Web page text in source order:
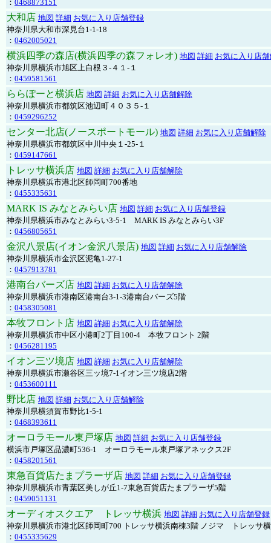
： 0468873151
大和店 地図 詳細 お気に入り店舗登録
神奈川県大和市深見台1-1-18
： 0462005021
横浜四季の森店(横浜四季の森フォレオ) 地図 詳細 お気に入り店
神奈川県横浜市旭区上白根３-４１-１
： 0459581561
ららぽーと横浜店 地図 詳細 お気に入り店舗解除
神奈川県横浜市都筑区池辺町４０３５-１
： 0459296252
センター北店(ノースポートモール) 地図 詳細 お気に入り店舗解除
神奈川県横浜市都筑区中川中央１-25-１
： 0459147661
トレッサ横浜店 地図 詳細 お気に入り店舗解除
神奈川県横浜市港北区師岡町700番地
： 0455335631
MARK IS みなとみらい店 地図 詳細 お気に入り店舗登録
神奈川県横浜市みなとみらい3-5-1 MARK IS みなとみらい3F
： 0456805651
金沢八景店(イオン金沢八景店) 地図 詳細 お気に入り店舗解除
神奈川県横浜市金沢区泥亀1-27-1
： 0457913781
港南台バーズ店 地図 詳細 お気に入り店舗解除
神奈川県横浜市港南区港南台3-1-3港南台バーズ5階
： 0458305081
本牧フロント店 地図 詳細 お気に入り店舗解除
神奈川県横浜市中区小港町2丁目100-4 本牧フロント 2階
： 0456281195
イオン三ツ境店 地図 詳細 お気に入り店舗解除
神奈川県横浜市瀬谷区三ッ境7-1イオン三ツ境店2階
： 0453600111
野比店 地図 詳細 お気に入り店舗解除
神奈川県横須賀市野比1-5-1
： 0468393611
オーロラモール東戸塚店 地図 詳細 お気に入り店舗登録
横浜市戸塚区品濃町536-1 オーロラモール東戸塚アネックス2F
： 0458201561
東急百貨店たまプラーザ店 地図 詳細 お気に入り店舗登録
神奈川県横浜市青葉区美しが丘1-7東急百貨店たまプラーザ5階
： 0459051131
オーディオスクエア トレッサ横浜 地図 詳細 お気に入り店舗登録
神奈川県横浜市港北区師岡町700 トレッサ横浜南棟3階 ノジマ トレッサ
： 0455335629